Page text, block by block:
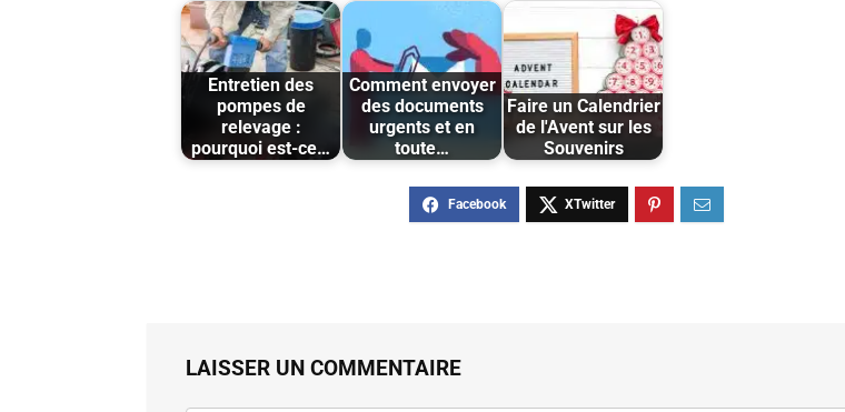
Entretien des
pompes de
relevage :
pourquoi est-ce…
Comment envoyer
des documents
urgents et en
toute…
Faire un Calendrier
de l'Avent sur les
Souvenirs
LAISSER UN COMMENTAIRE